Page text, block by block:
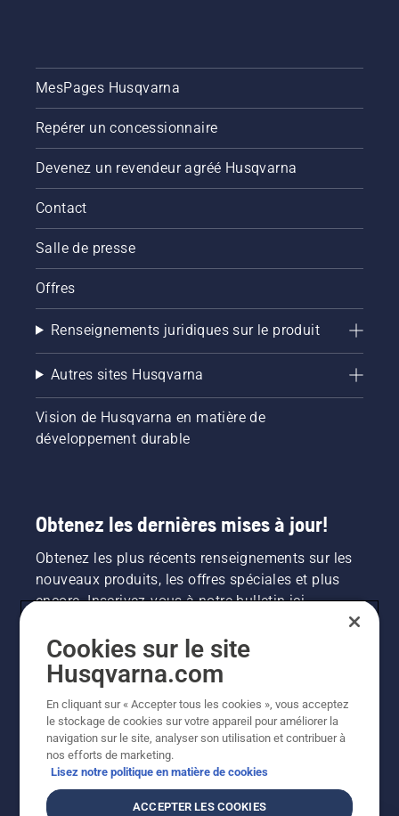
MesPages Husqvarna
Repérer un concessionnaire
Devenez un revendeur agréé Husqvarna
Contact
Salle de presse
Offres
Renseignements juridiques sur le produit
Autres sites Husqvarna
Vision de Husqvarna en matière de
développement durable
Obtenez les dernières mises à jour!
Obtenez les plus récents renseignements sur les
nouveaux produits, les offres spéciales et plus
encore. Inscrivez-vous à notre bulletin ici.
INSCRIPTION À LA NEWSLETTER
Cookies sur le site
Husqvarna.com
En cliquant sur « Accepter tous les cookies », vous acceptez
le stockage de cookies sur votre appareil pour améliorer la
navigation sur le site, analyser son utilisation et contribuer à
nos efforts de marketing.
Lisez notre politique en matière de cookies
ACCEPTER LES COOKIES